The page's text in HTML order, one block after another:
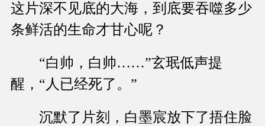
这片深不见底的大海，到底要吞噬多少
条鲜活的生命才甘心呢？
“白帅，白帅……”玄珉低声提
醒，“人已经死了。”
沉默了片刻，白墨宸放下了捂住脸